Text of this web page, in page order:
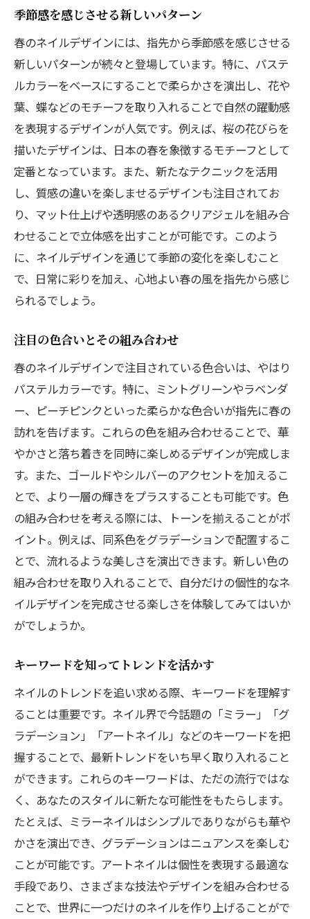
季節感を感じさせる新しいパターン
春のネイルデザインには、指先から季節感を感じさせる
新しいパターンが続々と登場しています。特に、パステ
ルカラーをベースにすることで柔らかさを演出し、花や
葉、蝶などのモチーフを取り入れることで自然の躍動感
を表現するデザインが人気です。例えば、桜の花びらを
描いたデザインは、日本の春を象徴するモチーフとして
定番となっています。また、新たなテクニックを活用
し、質感の違いを楽しませるデザインも注目されてお
り、マット仕上げや透明感のあるクリアジェルを組み合
わせることで立体感を出すことが可能です。このよう
に、ネイルデザインを通じて季節の変化を楽しむこと
で、日常に彩りを加え、心地よい春の風を指先から感じ
られるでしょう。
注目の色合いとその組み合わせ
春のネイルデザインで注目されている色合いは、やはり
パステルカラーです。特に、ミントグリーンやラベンダ
ー、ピーチピンクといった柔らかな色合いが指先に春の
訪れを告げます。これらの色を組み合わせることで、華
やかさと落ち着きを同時に楽しめるデザインが完成しま
す。また、ゴールドやシルバーのアクセントを加えるこ
とで、より一層の輝きをプラスすることも可能です。色
の組み合わせを考える際には、トーンを揃えることがポ
イント。例えば、同系色をグラデーションで配置するこ
とで、流れるような美しさを演出できます。新しい色の
組み合わせを取り入れることで、自分だけの個性的なネ
イルデザインを完成させる楽しさを体験してみてはいか
がでしょうか。
キーワードを知ってトレンドを活かす
ネイルのトレンドを追い求める際、キーワードを理解す
ることは重要です。ネイル界で今話題の「ミラー」「グ
ラデーション」「アートネイル」などのキーワードを把
握することで、最新トレンドをいち早く取り入れること
ができます。これらのキーワードは、ただの流行ではな
く、あなたのスタイルに新たな可能性をもたらします。
たとえば、ミラーネイルはシンプルでありながらも華や
かさを演出でき、グラデーションはニュアンスを楽しむ
ことが可能です。アートネイルは個性を表現する最適な
手段であり、さまざまな技法やデザインを組み合わせる
ことで、世界に一つだけのネイルを作り上げることがで